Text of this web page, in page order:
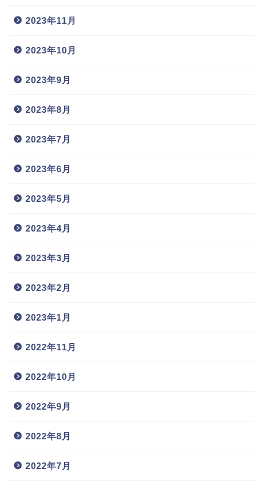
2023年11月
2023年10月
2023年9月
2023年8月
2023年7月
2023年6月
2023年5月
2023年4月
2023年3月
2023年2月
2023年1月
2022年11月
2022年10月
2022年9月
2022年8月
2022年7月